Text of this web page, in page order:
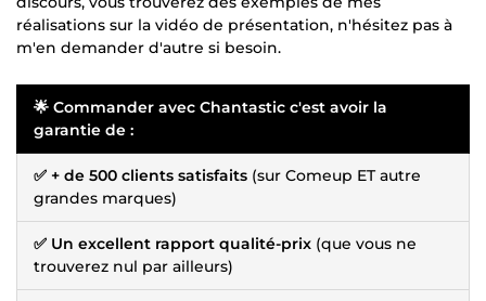
réalisations sur la vidéo de présentation, n'hésitez pas à
m'en demander d'autre si besoin.
🌟 Commander avec Chantastic c'est avoir la
garantie de :
✅ + de 500 clients satisfaits (sur Comeup ET autre
grandes marques)
✅ Un excellent rapport qualité-prix (que vous ne
trouverez nul par ailleurs)